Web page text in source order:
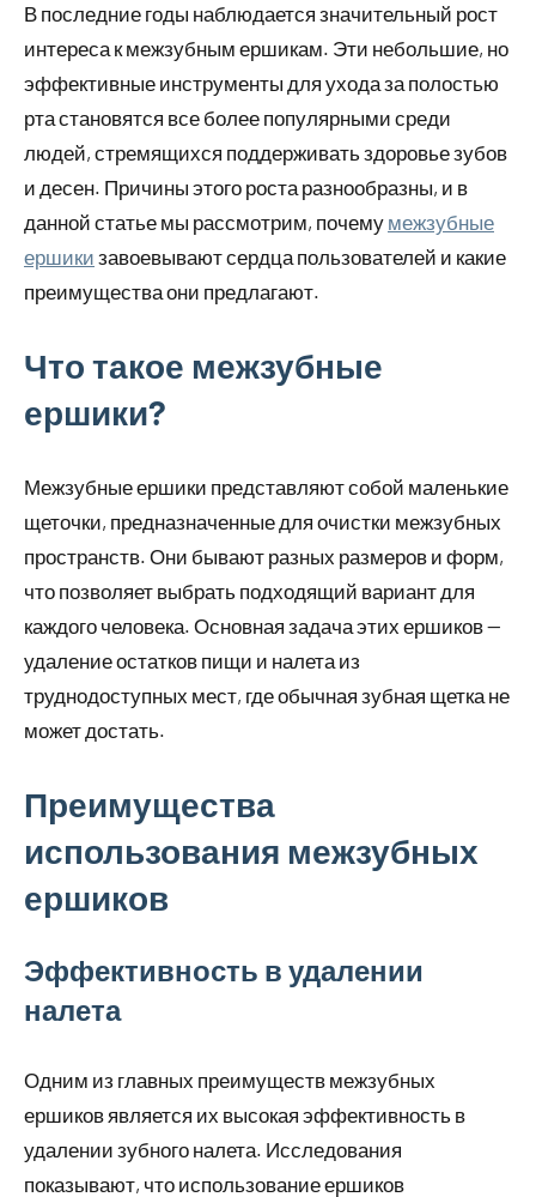
В последние годы наблюдается значительный рост
интереса к межзубным ершикам. Эти небольшие, но
эффективные инструменты для ухода за полостью
рта становятся все более популярными среди
людей, стремящихся поддерживать здоровье зубов
и десен. Причины этого роста разнообразны, и в
данной статье мы рассмотрим, почему межзубные
ершики завоевывают сердца пользователей и какие
преимущества они предлагают.
Что такое межзубные
ершики?
Межзубные ершики представляют собой маленькие
щеточки, предназначенные для очистки межзубных
пространств. Они бывают разных размеров и форм,
что позволяет выбрать подходящий вариант для
каждого человека. Основная задача этих ершиков —
удаление остатков пищи и налета из
труднодоступных мест, где обычная зубная щетка не
может достать.
Преимущества
использования межзубных
ершиков
Эффективность в удалении
налета
Одним из главных преимуществ межзубных
ершиков является их высокая эффективность в
удалении зубного налета. Исследования
показывают, что использование ершиков